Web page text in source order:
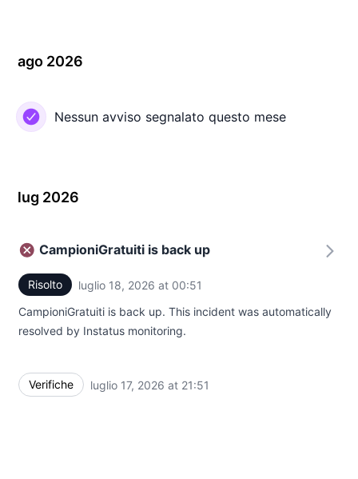
ago 2026
Nessun avviso segnalato questo mese
lug 2026
CampioniGratuiti is back up
Risolto luglio 18, 2026 at 00:51
CampioniGratuiti is back up. This incident was automatically
resolved by Instatus monitoring.
Verifiche luglio 17, 2026 at 21:51